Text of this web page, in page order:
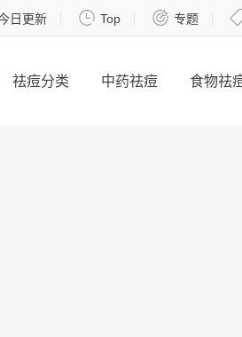
日更新  Top  专题
祛痘分类 中药祛痘 食物祛